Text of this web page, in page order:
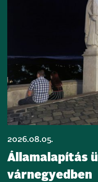
2026.08.05.
Államalapítás
várnegyedben